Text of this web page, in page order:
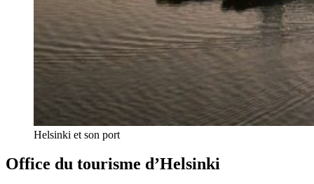
Helsinki et son port
Office du tourisme d’Helsinki